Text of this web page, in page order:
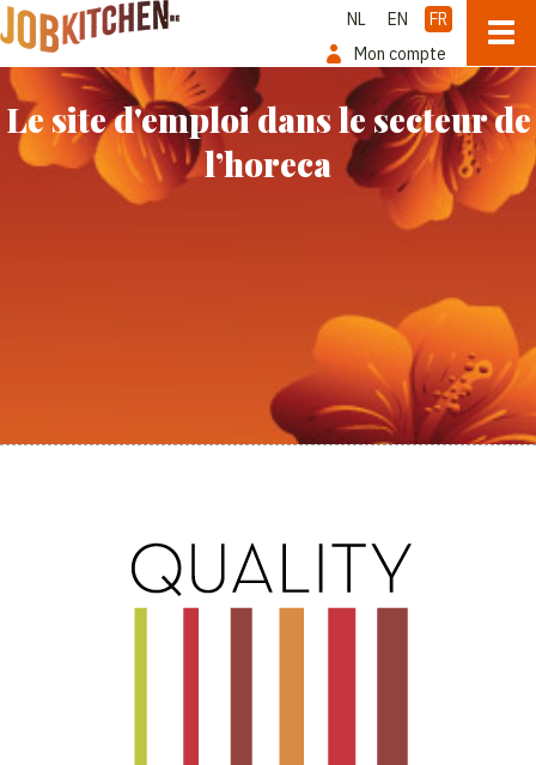
NL EN
FR
Mon compte
Le site d'emploi dans le secteur de
l’horeca